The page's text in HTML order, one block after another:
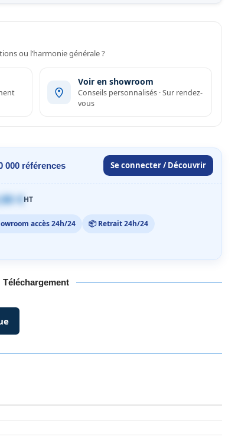
ou l’harmonie générale ?
Voir en showroom
Conseils personnalisés · Sur rendez-
vous
000 références Se connecter / Découvrir
€HT
accès 24h/24
📦 Retrait 24h/24
Téléchargement